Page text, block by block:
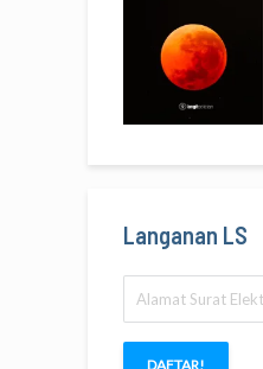
Langanan LS
Surat
Elektronik
DAFTAR!